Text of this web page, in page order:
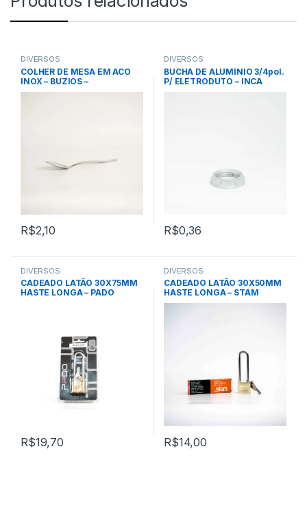
DIVERSOS
COLHER DE MESA EM ACO
INOX – BUZIOS –
TRAMONTINA
R$2,10
DIVERSOS
BUCHA DE ALUMÍNIO 3/4pol.
P/ ELETRODUTO – INCA
R$0,36
DIVERSOS
CADEADO LATÃO 30X75MM
HASTE LONGA – PADO
R$19,70
DIVERSOS
CADEADO LATÃO 30X50MM
HASTE LONGA – STAM
R$14,00